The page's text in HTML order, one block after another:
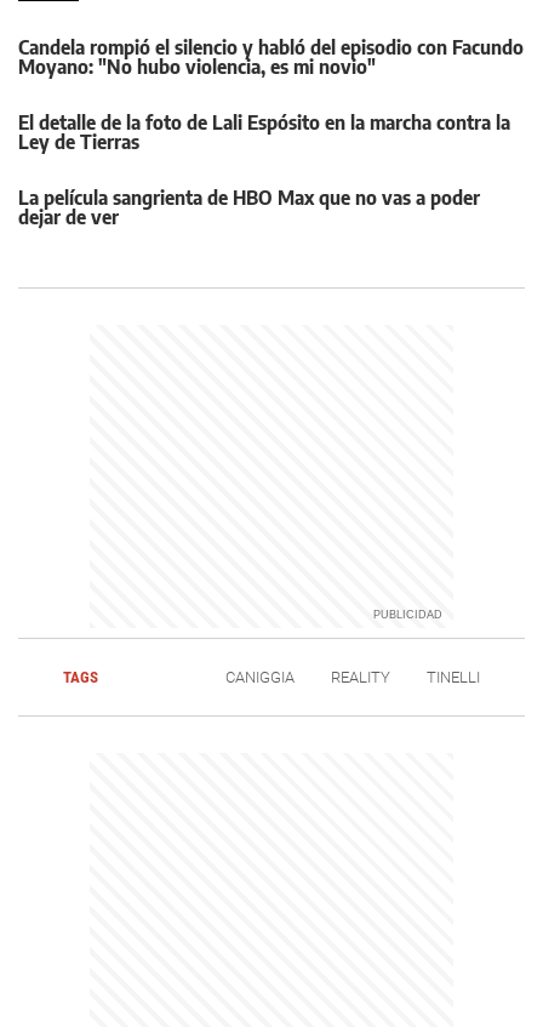
Candela rompió el silencio y habló del episodio con Facundo
Moyano: "No hubo violencia, es mi novio"
El detalle de la foto de Lali Espósito en la marcha contra la
Ley de Tierras
La película sangrienta de HBO Max que no vas a poder
dejar de ver
TAGS CANIGGIA REALITY TINELLI